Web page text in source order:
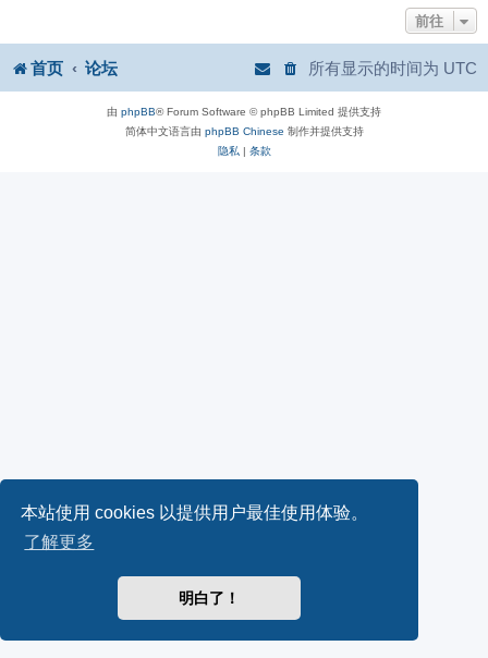
本站使用 cookies 以提供用户最佳使用体验。
了解更多
明白了！
前往
首页 论坛 所有显示的时间为 UTC
由 phpBB® Forum Software © phpBB Limited 提供支持
简体中文语言由 phpBB Chinese 制作并提供支持
隐私| 条款